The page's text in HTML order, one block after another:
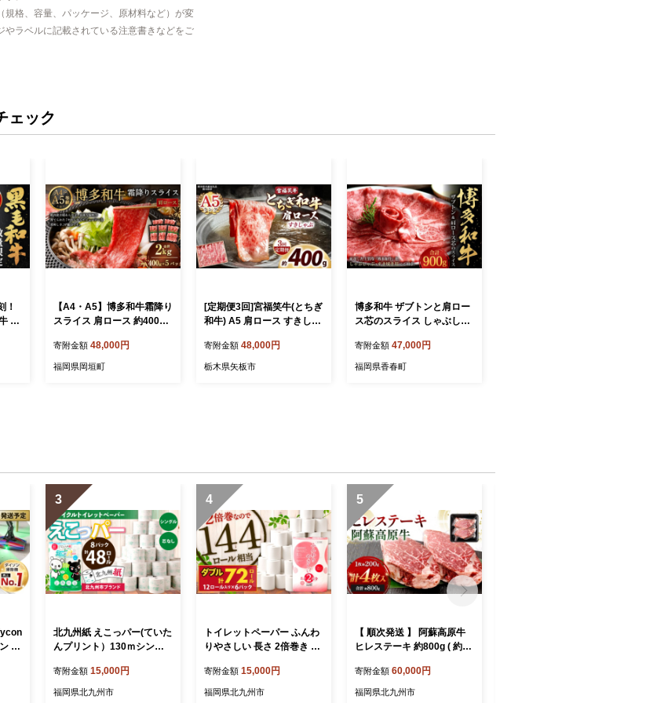
格、容量、パッケージ、原材料など）が変
ラベルに記載されている注意書きなどをご
ェック
！
肩
次
【A4・A5】博多和牛霜降り
スライス 肩ロース 約400g×
産牛 牛肉 肉 お肉 ロース 霜
降り スライス 薄切り 九州
寄附金額 48,000円
福岡県岡垣町
[定期便3回]宮福笑牛(とちぎ
和牛) A5 肩ロース すきしゃ
和牛 お肉 栃木県共通返礼品
栃木県産
寄附金額 48,000円
栃木県矢板市
博多和牛 ザブトンと肩ロー
ス芯のスライス しゃぶしゃ
00g 約300g×3パック 牛肉
肉 スライス 九州産 福岡県
寄附金額 47,000円
福岡県香春町
掃
ス
電
3
北九州紙 えこっパー(ていた
んプリント）130ｍシング
2.4倍巻 防災
寄附金額 15,000円
福岡県北九州市
4
トイレットペーパー ふんわ
りやさしい 長さ 2倍巻き 50
災
寄附金額 15,000円
福岡県北九州市
5
【 順次発送 】 阿蘇高原牛
ヒレステーキ 約800g ( 約20
牛肉 牛 ヒレ ステーキ 焼肉
バーベキュー 真空パック 精
寄附金額 60,000円
福岡県北九州市